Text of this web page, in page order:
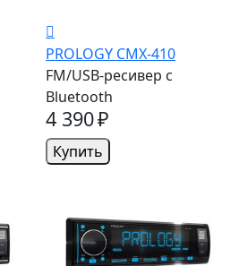
PROLOGY CMX-410
FM/USB-ресивер с
Bluetooth
4 390 ₽
Купить